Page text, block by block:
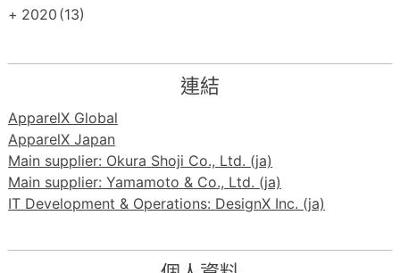
+ 2020 (13)
連結
ApparelX Global
ApparelX Japan
Main supplier: Okura Shoji Co., Ltd. (ja)
Main supplier: Yamamoto & Co., Ltd. (ja)
IT Development & Operations: DesignX Inc. (ja)